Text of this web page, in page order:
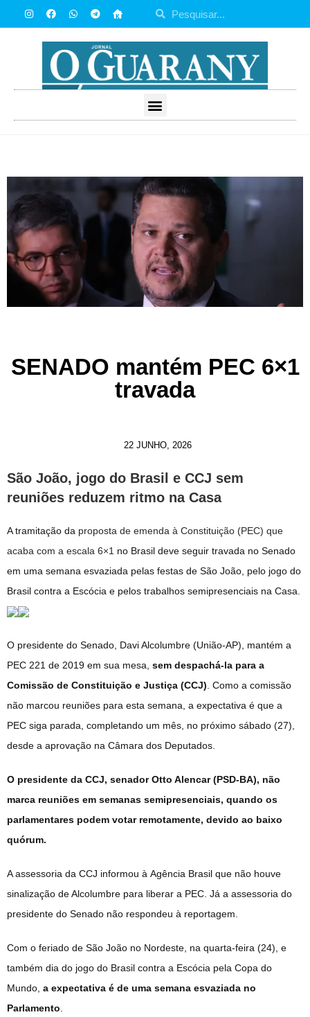
SENADO mantém PEC 6×1
travada
22 JUNHO, 2026
São João, jogo do Brasil e CCJ sem
reuniões reduzem ritmo na Casa
A tramitação da proposta de emenda à Constituição (PEC) que
acaba com a escala 6×1 no Brasil deve seguir travada no Senado
em uma semana esvaziada pelas festas de São João, pelo jogo do
Brasil contra a Escócia e pelos trabalhos semipresenciais na Casa.
O presidente do Senado, Davi Alcolumbre (União-AP), mantém a
PEC 221 de 2019 em sua mesa, sem despachá-la para a
Comissão de Constituição e Justiça (CCJ) . Como a comissão
não marcou reuniões para esta semana, a expectativa é que a
PEC siga parada, completando um mês, no próximo sábado (27),
desde a aprovação na Câmara dos Deputados.
O presidente da CCJ, senador Otto Alencar (PSD-BA), não
marca reuniões em semanas semipresenciais, quando os
parlamentares podem votar remotamente, devido ao baixo
quórum.
A assessoria da CCJ informou à Agência Brasil que não houve
sinalização de Alcolumbre para liberar a PEC. Já a assessoria do
presidente do Senado não respondeu à reportagem.
Com o feriado de São João no Nordeste, na quarta-feira (24), e
também dia do jogo do Brasil contra a Escócia pela Copa do
Mundo, a expectativa é de uma semana esvaziada no
Parlamento